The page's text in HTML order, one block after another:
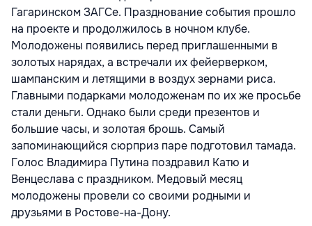
Гагаринском ЗАГСе. Празднование события прошло
на проекте и продолжилось в ночном клубе.
Молодожены появились перед приглашенными в
золотых нарядах, а встречали их фейерверком,
шампанским и летящими в воздух зернами риса.
Главными подарками молодоженам по их же просьбе
стали деньги. Однако были среди презентов и
большие часы, и золотая брошь. Самый
запоминающийся сюрприз паре подготовил тамада.
Голос Владимира Путина поздравил Катю и
Венцеслава с праздником. Медовый месяц
молодожены провели со своими родными и
друзьями в Ростове-на-Дону.